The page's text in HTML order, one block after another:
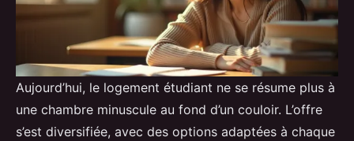
Aujourd’hui, le logement étudiant ne se résume plus à
une chambre minuscule au fond d’un couloir. L’offre
s’est diversifiée, avec des options adaptées à chaque